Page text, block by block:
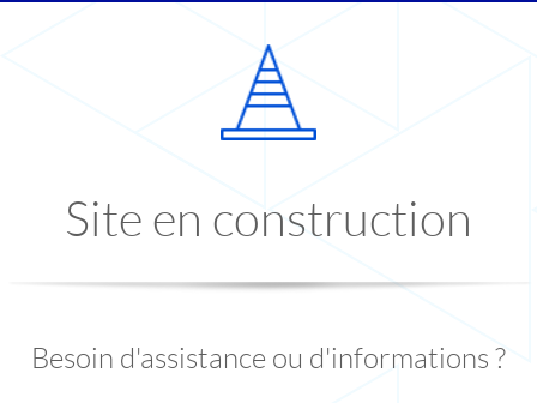
Site en construction
Besoin d'assistance ou d'informations ?